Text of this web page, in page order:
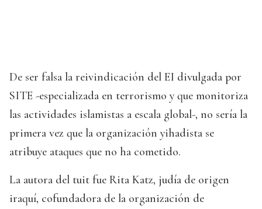
De ser falsa la reivindicación del EI divulgada por
SITE -especializada en terrorismo y que monitoriza
las actividades islamistas a escala global-, no sería la
primera vez que la organización yihadista se
atribuye ataques que no ha cometido.
La autora del tuit fue Rita Katz, judía de origen
iraquí, cofundadora de la organización de